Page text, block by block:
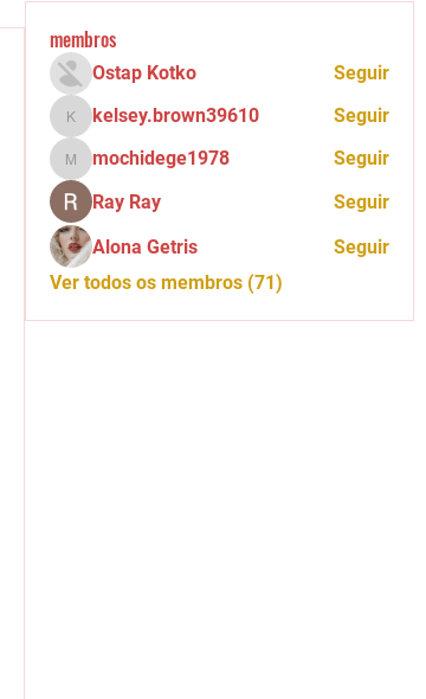
membros
Ostap Kotko Seguir
kelsey.brown39610
kelsey.brown39610 Seguir
mochidege1978
mochidege1978
Seguir
Ray Ray
Seguir
Alona Getris
Seguir
Ver todos os membros (71)